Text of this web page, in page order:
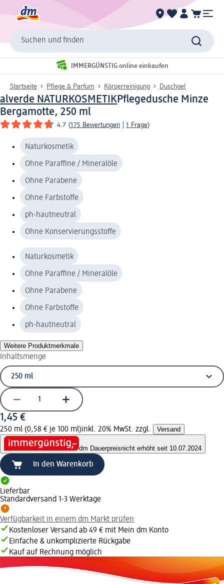
Suchen und finden
IMMERGÜNSTIG online einkaufen
Startseite Pflege & Parfum Körperreinigung Duschgel
alverde NATURKOSMETIKPflegedusche Minze
Bergamotte, 250 ml
4.7 (175 Bewertungen 1 Frage)
Naturkosmetik
Ohne Paraffine / Mineralöle
Ohne Parabene
Ohne Farbstoffe
ph-hautneutral
Ohne Konservierungsstoffe
Naturkosmetik
Ohne Paraffine / Mineralöle
Ohne Parabene
Ohne Farbstoffe
ph-hautneutral
Weitere Produktmerkmale
Inhaltsmenge
1,45 €
250 ml (0,58 € je 100 ml)inkl. 20% MwSt. zzgl. Versand
dm Dauerpreisnicht erhöht seit 10.07.2024
In den Warenkorb
Lieferbar
Standardversand 1-3 Werktage
Verfügbarkeit in einem dm Markt prüfen
Kostenloser Versand ab 49 € mit Mein dm Konto
Einfache & unkomplizierte Rückgabe
Kauf auf Rechnung möglich